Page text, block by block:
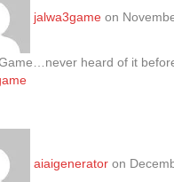
jalwa3game on
heard of it
aiaigenerator on